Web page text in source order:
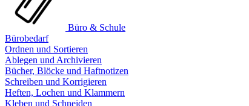
Büro & Schule
Bürobedarf
Ordnen und Sortieren
Ablegen und Archivieren
Bücher, Blöcke und Haftnotizen
Schreiben und Korrigieren
Heften, Lochen und Klammern
Kleben und Schneiden